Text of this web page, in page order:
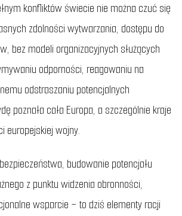
konfliktów świecie nie można czuć się
zdolności wytwarzania, dostępu do
bez modeli organizacyjnych służących
odporności, reagowaniu na
odstraszaniu potencjalnych
poznała cała Europa, a szczególnie kraje
europejskiej wojny.
budowanie potencjału
z punktu widzenia obronności,
wsparcie – to dziś elementy racji